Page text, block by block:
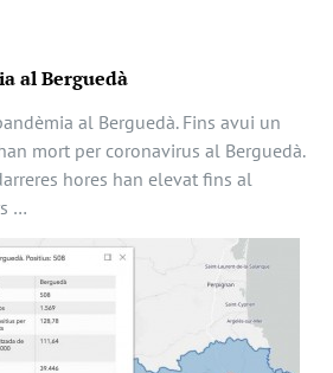
al Berguedà
al Berguedà. Fins avui un
mort per coronavirus al Berguedà.
hores han elevat fins al
…